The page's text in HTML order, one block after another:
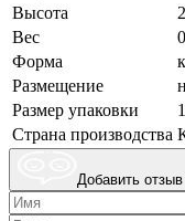
Высота
Вес
Форма
Размещение
Размер упаковки
Страна производства
Добавить отзыв